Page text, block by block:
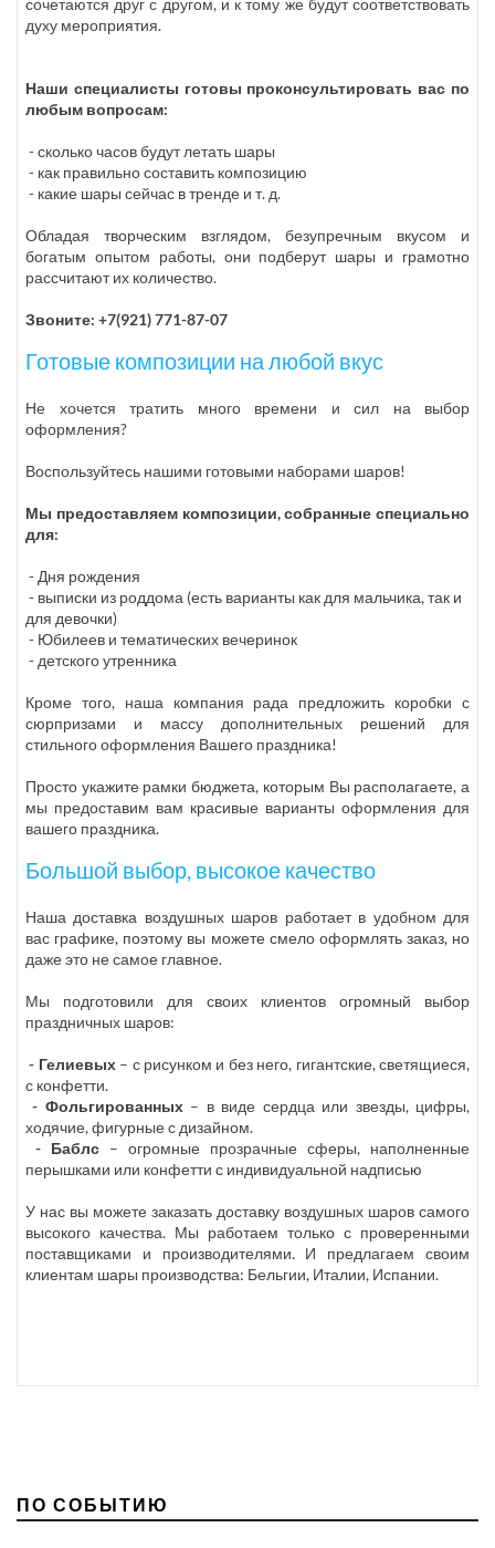
сочетаются друг с другом, и к тому же будут соответствовать
духу мероприятия.
Наши специалисты готовы проконсультировать вас по
любым вопросам:
- сколько часов будут летать шары
- как правильно составить композицию
- какие шары сейчас в тренде и т. д.
Обладая творческим взглядом, безупречным вкусом и
богатым опытом работы, они подберут шары и грамотно
рассчитают их количество.
Звоните: +7(921) 771-87-07
Готовые композиции на любой вкус
Не хочется тратить много времени и сил на выбор
оформления?
Воспользуйтесь нашими готовыми наборами шаров!
Мы предоставляем композиции, собранные специально
для:
- Дня рождения
- выписки из роддома (есть варианты как для мальчика, так и
для девочки)
- Юбилеев и тематических вечеринок
- детского утренника
Кроме того, наша компания рада предложить коробки с
сюрпризами и массу дополнительных решений для
стильного оформления Вашего праздника!
Просто укажите рамки бюджета, которым Вы располагаете, а
мы предоставим вам красивые варианты оформления для
вашего праздника.
Большой выбор, высокое качество
Наша доставка воздушных шаров работает в удобном для
вас графике, поэтому вы можете смело оформлять заказ, но
даже это не самое главное.
Мы подготовили для своих клиентов огромный выбор
праздничных шаров:
- Гелиевых– с рисунком и без него, гигантские, светящиеся,
с конфетти.
- Фольгированных– в виде сердца или звезды, цифры,
ходячие, фигурные с дизайном.
- Баблс – огромные прозрачные сферы, наполненные
перышками или конфетти с индивидуальной надписью
У нас вы можете заказать доставку воздушных шаров самого
высокого качества. Мы работаем только с проверенными
поставщиками и производителями. И предлагаем своим
клиентам шары производства: Бельгии, Италии, Испании.
ПО СОБЫТИЮ